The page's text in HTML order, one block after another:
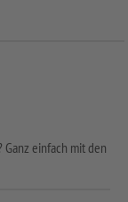
einfach mit den